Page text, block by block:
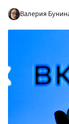
Валерия